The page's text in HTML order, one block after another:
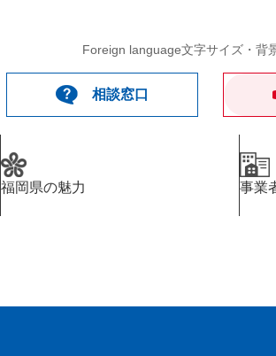
Foreign language文字サイズ・背
相談窓口
福岡県の魅力 事業